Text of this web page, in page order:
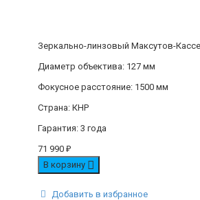
Зеркально-линзовый Максутов-
Диаметр объектива: 127 мм
Фокусное расстояние: 1500 мм
Страна: КНР
Гарантия: 3 года
71 990 ₽
В корзину
Добавить в избранное